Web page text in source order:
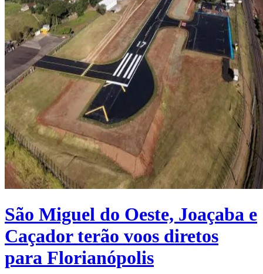
São Miguel do Oeste, Joaçaba e
Caçador terão voos diretos
para Florianópolis